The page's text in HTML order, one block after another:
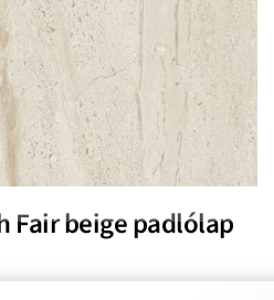
Fair beige padlólap